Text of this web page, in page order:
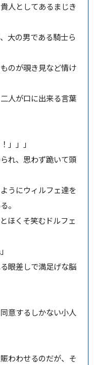
人としてあるまじき
大の男である騎士ら
のが覗き見など情け
人が口に出来る言葉
」」」
れ、思わず跪いて頭
うにウィルフェ達を
。
ほくそ笑むドルフェ
眼差しで満足げな脳
意するしかない小人
わわせるのだが、そ